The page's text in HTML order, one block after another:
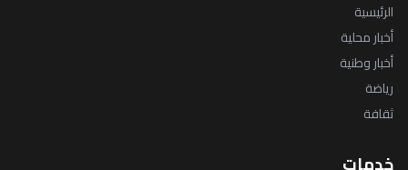
الرئيسية
أخبار محلية
أخبار وطنية
رياضة
ثقافة